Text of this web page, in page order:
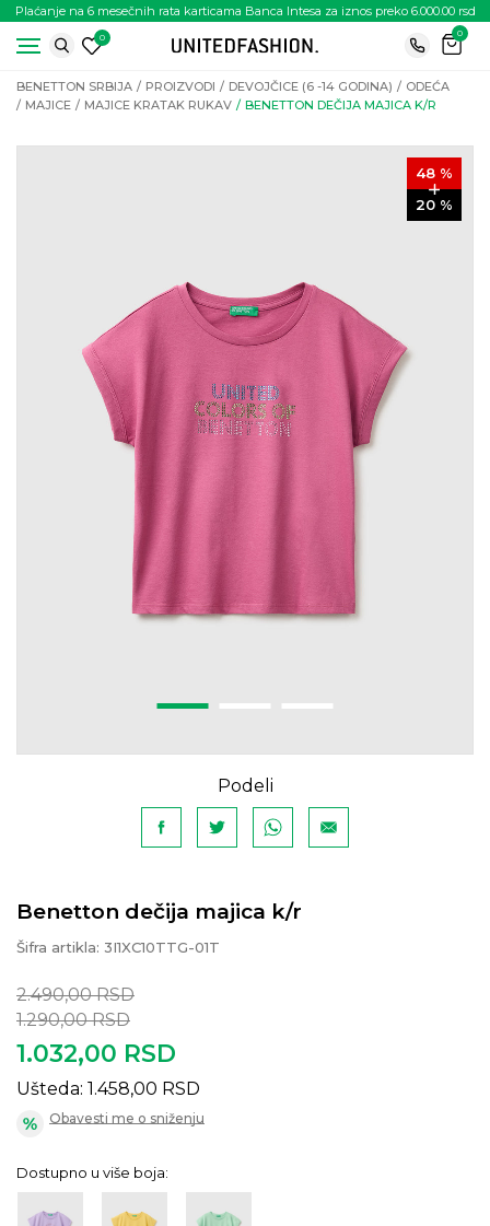
Plaćanje na 6 mesečnih rata karticama Banca Intesa za iznos preko 6.000.00 rsd
0
0
BENETTON SRBIJA PROIZVODI DEVOJČICE (6 -14 GODINA)
ODEĆA
MAJICE
MAJICE KRATAK RUKAV BENETTON DEČIJA MAJICA K/R
48 %
20 %
Podeli
Benetton dečija majica k/r
Šifra artikla: 3I1XC10TTG-01T
2.490,00 RSD
1.290,00 RSD
1.032,00 RSD
Ušteda: 1.458,00 RSD
Obavesti me o sniženju
Dostupno u više boja: